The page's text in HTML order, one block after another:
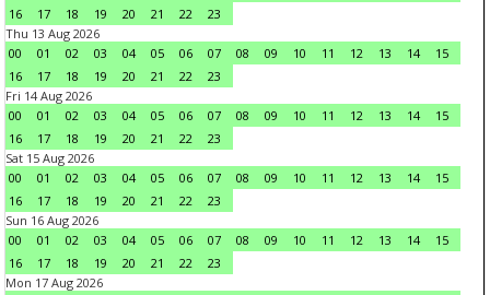
16
17 18 19 20 21 22
23
Thu 13 Aug 2026
00
01 02 03 04 05 06 07 08 09 10 11 12 13 14
15
16
17 18 19 20 21 22
23
Fri 14 Aug 2026
00
01 02 03 04 05 06 07 08 09 10 11 12 13 14
15
16
17 18 19 20 21 22
23
Sat 15 Aug 2026
00
01 02 03 04 05 06 07 08 09 10 11 12 13 14
15
16
17 18 19 20 21 22
23
Sun 16 Aug 2026
00
01 02 03 04 05 06 07 08 09 10 11 12 13 14
15
16
17 18 19 20 21 22
23
Mon 17 Aug 2026